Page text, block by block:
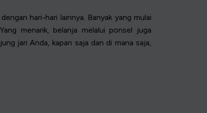
hari-hari lainnya. Banyak yang mulai
menarik, belanja melalui ponsel juga
jari Anda, kapan saja dan di mana saja,